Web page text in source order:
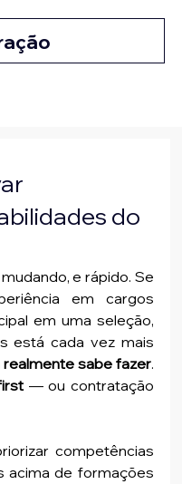
do
e rápido. Se
em cargos
em uma seleção,
está cada vez mais
sabe fazer.
— ou contratação
competências
acima de formações